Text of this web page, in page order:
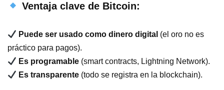
Ventaja clave de Bitcoin:
Puede ser usado como dinero digital (el oro no es
práctico para pagos).
Es programable (smart contracts, Lightning Network).
Es transparente (todo se registra en la blockchain).